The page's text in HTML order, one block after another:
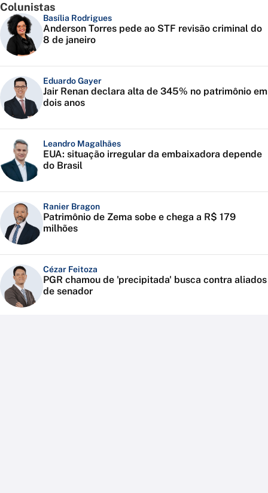
Colunistas
Basília Rodrigues
Anderson Torres pede ao STF revisão criminal do
8 de janeiro
Eduardo Gayer
Jair Renan declara alta de 345% no patrimônio em
dois anos
Leandro Magalhães
EUA: situação irregular da embaixadora depende
do Brasil
Ranier Bragon
Patrimônio de Zema sobe e chega a R$ 179
milhões
Cézar Feitoza
PGR chamou de 'precipitada' busca contra aliados
de senador